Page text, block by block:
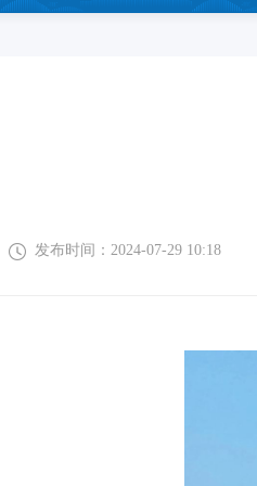
发布时间：2024-07-29 10:18